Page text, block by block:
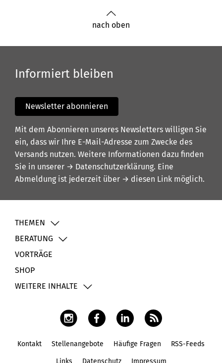
nach oben
Informiert bleiben
Newsletter abonnieren
Mit dem Abonnieren unseres Newsletters willigen Sie
ein, dass wir Ihre E-Mail-Adresse zum Zwecke des
Versands nutzen. Weitere Informationen dazu finden
Sie in unserer → Datenschutzerklärung. Eine
Abmeldung ist jederzeit über → diesen Link möglich.
THEMEN
BERATUNG
VORTRÄGE
SHOP
WEITERE INHALTE
Kontakt Stellenangebote Häufige Fragen RSS-Feeds